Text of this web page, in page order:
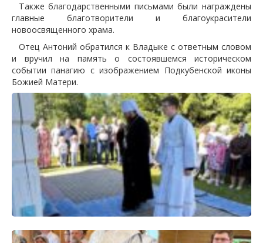
Также благодарственными письмами были награждены
главные благотворители и благоукрасители
новоосвященного храма.
Отец Антоний обратился к Владыке с ответным словом
и вручил на память о состоявшемся историческом
событии панагию с изображением Подкубенской иконы
Божией Матери.